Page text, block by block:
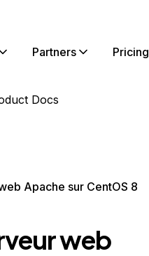
Partners Pricing
Docs
Apache sur CentOS 8
web